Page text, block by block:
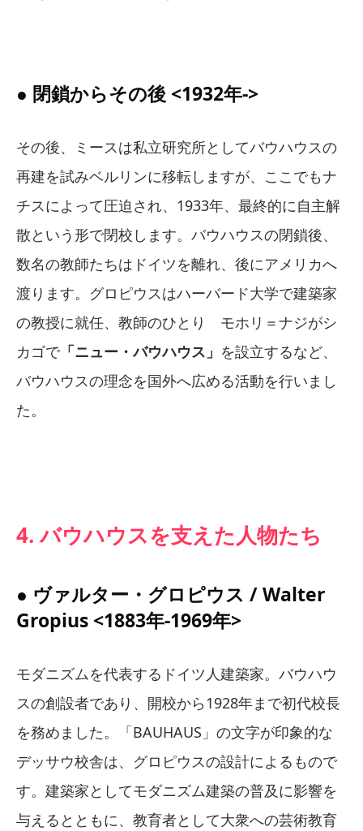
● 閉鎖からその後 <1932年->
その後、ミースは私立研究所としてバウハウスの
再建を試みベルリンに移転しますが、ここでもナ
チスによって圧迫され、1933年、最終的に自主解
散という形で閉校します。バウハウスの閉鎖後、
数名の教師たちはドイツを離れ、後にアメリカへ
渡ります。グロピウスはハーバード大学で建築家
の教授に就任、教師のひとり モホリ＝ナジがシ
カゴで「ニュー・バウハウス」 を設立するなど、
バウハウスの理念を国外へ広める活動を行いまし
た。
4. バウハウスを支えた人物たち
● ヴァルター・グロピウス / Walter
Gropius <1883年-1969年>
モダニズムを代表するドイツ人建築家。バウハウ
スの創設者であり、開校から1928年まで初代校長
を務めました。「BAUHAUS」の文字が印象的な
デッサウ校舎は、グロピウスの設計によるもので
す。建築家としてモダニズム建築の普及に影響を
与えるとともに、教育者として大衆への芸術教育